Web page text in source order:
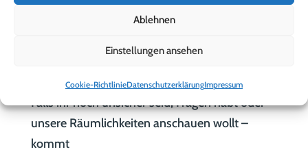
Ablehnen
Einstellungen ansehen
Cookie-RichtlinieDatenschutzerklärungImpressum
im Zockerraum oder Bälle ausleihen kann.
Außerdem habt ihr mit dieser Karte auch in der
Stadt Vorteile, in ausgewählten Geschäften
Falls ihr noch unsicher seid, Fragen habt oder
unsere Räumlichkeiten anschauen wollt –
kommt